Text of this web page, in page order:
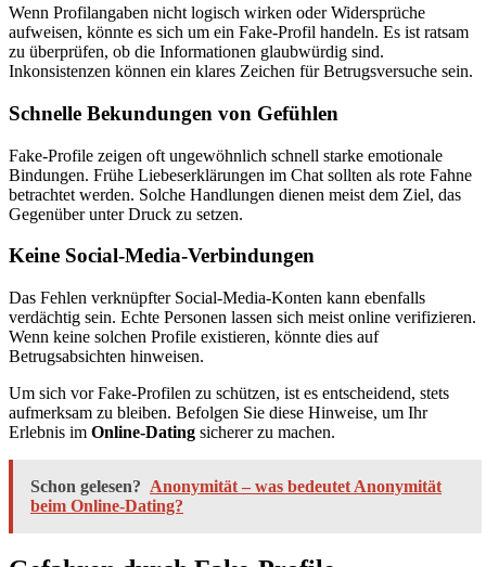
Wenn Profilangaben nicht logisch wirken oder Widersprüche
aufweisen, könnte es sich um ein Fake-Profil handeln. Es ist ratsam
zu überprüfen, ob die Informationen glaubwürdig sind.
Inkonsistenzen können ein klares Zeichen für Betrugsversuche sein.
Schnelle Bekundungen von Gefühlen
Fake-Profile zeigen oft ungewöhnlich schnell starke emotionale
Bindungen. Frühe Liebeserklärungen im Chat sollten als rote Fahne
betrachtet werden. Solche Handlungen dienen meist dem Ziel, das
Gegenüber unter Druck zu setzen.
Keine Social-Media-Verbindungen
Das Fehlen verknüpfter Social-Media-Konten kann ebenfalls
verdächtig sein. Echte Personen lassen sich meist online verifizieren.
Wenn keine solchen Profile existieren, könnte dies auf
Betrugsabsichten hinweisen.
Um sich vor Fake-Profilen zu schützen, ist es entscheidend, stets
aufmerksam zu bleiben. Befolgen Sie diese Hinweise, um Ihr
Erlebnis im Online-Dating sicherer zu machen.
Schon gelesen? Anonymität – was bedeutet Anonymität
beim Online-Dating?